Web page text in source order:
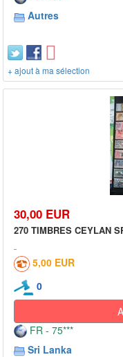
Autres
+ ajout à ma sélection
30,00 EUR
270 TIMBRES CEYLAN
5,00 EUR
0
FR - 75***
Sri Lanka